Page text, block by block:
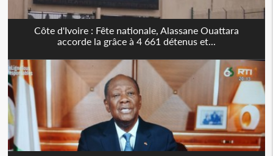
Côte d'Ivoire : Fête nationale, Alassane Ouattara
accorde la grâce à 4 661 détenus et...